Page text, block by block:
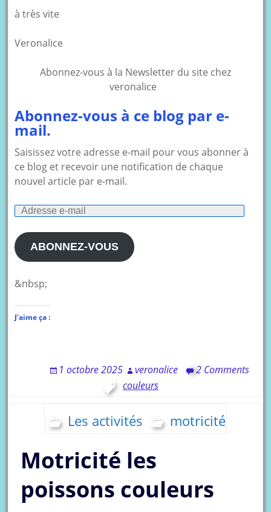
à très vite
Veronalice
Abonnez-vous à la Newsletter du site chez
veronalice
Abonnez-vous à ce blog par e-
mail.
Saisissez votre adresse e-mail pour vous abonner à
ce blog et recevoir une notification de chaque
nouvel article par e-mail.
Adresse
mail
ABONNEZ-VOUS
&nbsp;
J’aime ça :
1 octobre 2025 veronalice
2 Comments
couleurs
Les activités motricité
Motricité les
poissons couleurs